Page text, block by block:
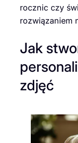
rocznic czy
rozwiązaniem
Jak
zdjęć